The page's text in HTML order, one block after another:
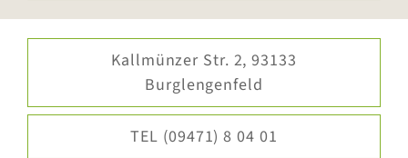
Kallmünzer Str. 2, 93133
Burglengenfeld
TEL (09471) 8 04 01